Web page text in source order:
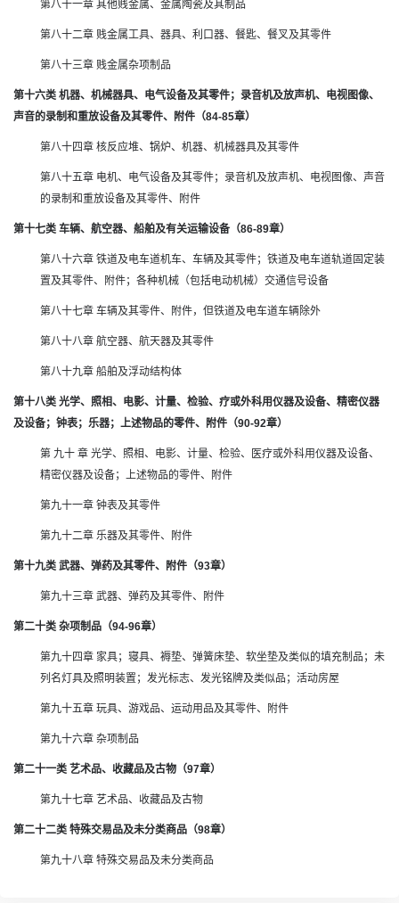
第八十一章 其他贱金属、金属陶瓷及其制品
第八十二章 贱金属工具、器具、利口器、餐匙、餐叉及其零件
第八十三章 贱金属杂项制品
第十六类 机器、机械器具、电气设备及其零件；录音机及放声机、电视图像、
声音的录制和重放设备及其零件、附件（84-85章）
第八十四章 核反应堆、锅炉、机器、机械器具及其零件
第八十五章 电机、电气设备及其零件；录音机及放声机、电视图像、声音
的录制和重放设备及其零件、附件
第十七类 车辆、航空器、船舶及有关运输设备（86-89章）
第八十六章 铁道及电车道机车、车辆及其零件；铁道及电车道轨道固定装
置及其零件、附件；各种机械（包括电动机械）交通信号设备
第八十七章 车辆及其零件、附件，但铁道及电车道车辆除外
第八十八章 航空器、航天器及其零件
第八十九章 船舶及浮动结构体
第十八类 光学、照相、电影、计量、检验、疗或外科用仪器及设备、精密仪器
及设备；钟表；乐器；上述物品的零件、附件（90-92章）
第 九十 章 光学、照相、电影、计量、检验、医疗或外科用仪器及设备、
精密仪器及设备；上述物品的零件、附件
第九十一章 钟表及其零件
第九十二章 乐器及其零件、附件
第十九类 武器、弹药及其零件、附件（93章）
第九十三章 武器、弹药及其零件、附件
第二十类 杂项制品（94-96章）
第九十四章 家具；寝具、褥垫、弹簧床垫、软坐垫及类似的填充制品；未
列名灯具及照明装置；发光标志、发光铭牌及类似品；活动房屋
第九十五章 玩具、游戏品、运动用品及其零件、附件
第九十六章 杂项制品
第二十一类 艺术品、收藏品及古物（97章）
第九十七章 艺术品、收藏品及古物
第二十二类 特殊交易品及未分类商品（98章）
第九十八章 特殊交易品及未分类商品